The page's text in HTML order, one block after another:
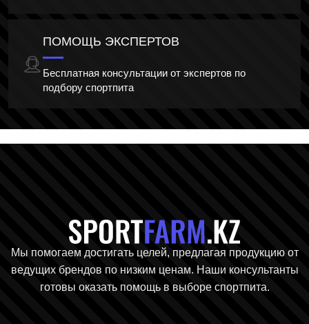
ПОМОЩЬ ЭКСПЕРТОВ
Бесплатная консультации от экспертов по
подбору спортпита
Мы помогаем достигать целей, предлагая продукцию от
ведущих брендов по низким ценам. Наши консультанты
готовы оказать помощь в выборе спортпита.